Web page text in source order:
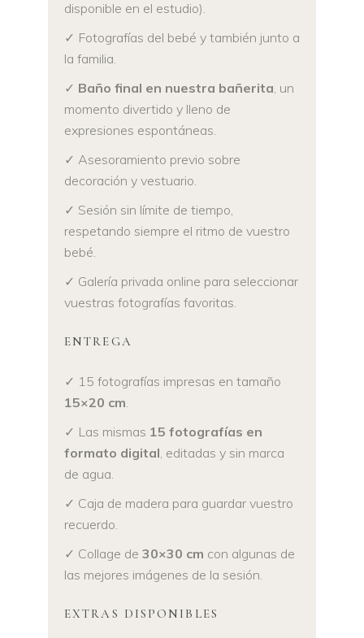
disponible en el estudio).
✓ Fotografías del bebé y también junto a
la familia.
✓ Baño final en nuestra bañerita, un
momento divertido y lleno de
expresiones espontáneas.
✓ Asesoramiento previo sobre
decoración y vestuario.
✓ Sesión sin límite de tiempo,
respetando siempre el ritmo de vuestro
bebé.
✓ Galería privada online para seleccionar
vuestras fotografías favoritas.
ENTREGA
✓ 15 fotografías impresas en tamaño
15×20 cm.
✓ Las mismas 15 fotografías en
formato digital, editadas y sin marca
de agua.
✓ Caja de madera para guardar vuestro
recuerdo.
✓ Collage de 30×30 cm con algunas de
las mejores imágenes de la sesión.
EXTRAS DISPONIBLES